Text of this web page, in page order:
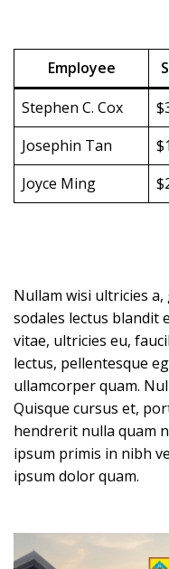
Employee
Stephen C. Cox
Josephin Tan
Joyce Ming
Nullam wisi ultricies
sodales lectus blandit
vitae, ultricies eu,
lectus, pellentesque
ullamcorper quam.
Quisque cursus et,
hendrerit nulla quam
ipsum primis in nibh
ipsum dolor quam.